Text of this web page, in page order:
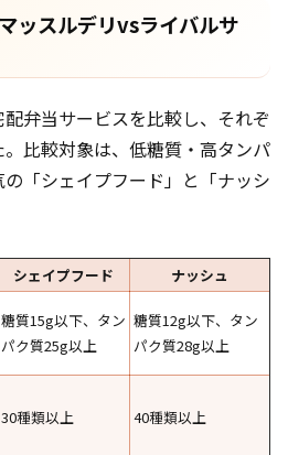
ッスルデリvsライバルサ
弁当サービスを比較し、それぞ
比較対象は、低糖質・高タンパ
「シェイプフード」と「ナッシ
シェイプフード
ナッシュ
糖質15g以下、タン
パク質25g以上
糖質12g以下、タン
パク質28g以上
30種類以上 40種類以上